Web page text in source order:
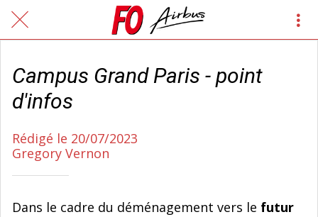
Campus Grand Paris - point
d'infos
Rédigé le 20/07/2023
Gregory Vernon
Dans le cadre du déménagement vers le futur